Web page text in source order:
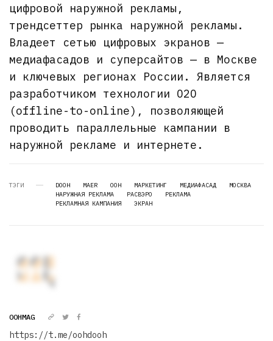
цифровой наружной рекламы,
трендсеттер рынка наружной рекламы.
Владеет сетью цифровых экранов —
медиафасадов и суперсайтов — в Москве
и ключевых регионах России. Является
разработчиком технологии O2O
(offline-to-online), позволяющей
проводить параллельные кампании в
наружной рекламе и интернете.
ТЭГИ DOOH MAER OOH МАРКЕТИНГ МЕДИАФАСАД
МОСКВА
НАРУЖНАЯ РЕКЛАМА
РАСВЭРО
РЕКЛАМА
РЕКЛАМНАЯ КАМПАНИЯ
ЭКРАН
OOHMAG
https://t.me/oohdooh